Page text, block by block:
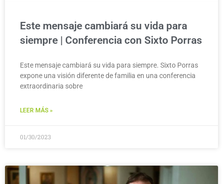
Este mensaje cambiará su vida para
siempre | Conferencia con Sixto Porras
Este mensaje cambiará su vida para siempre. Sixto Porras
expone una visión diferente de familia en una conferencia
extraordinaria sobre
LEER MÁS »
01/30/2023